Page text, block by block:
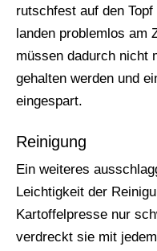
rutschfest auf den
landen problemlos am
müssen dadurch nicht
gehalten werden und
eingespart.
Reinigung
Ein weiteres
Leichtigkeit der
Kartoffelpresse nur
verdreckt sie mit